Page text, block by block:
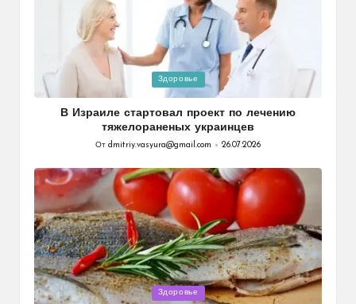
Опубликовано
в
Здоровье
В Израиле стартовал проект по лечению
тяжелораненых украинцев
Отdmitriy.vasyura@gmail.com 26.07.2026
Опубликовано
Здоровье